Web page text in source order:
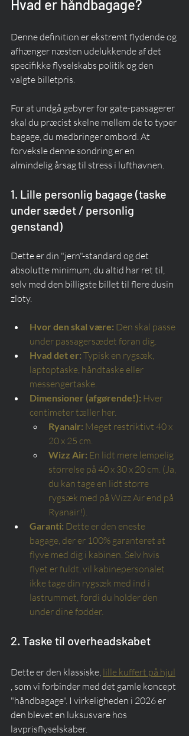
Hvad er håndbagage?
Denne definition er ekstremt flydende og
afhænger næsten udelukkende af det
specifikke flyselskabs politik og den
valgte billetpris.
For at undgå gebyrer for gate-passagerer
skal du præcist skelne mellem de to typer
bagage, du medbringer ombord. At
forveksle denne sondring er en
almindelig årsag til stress i lufthavnen.
1. Lille personlig bagage (taske
under sædet / personlig
genstand)
Dette er din "jern"-standard og det
absolutte minimum, du altid har ret til,
selv med den billigste billet til flere dusin
zloty.
Hvor den skal være: Den skal passe
under passagersædet foran dig.
Hvad det er: Typisk en rygsæk,
laptoptaske, håndtaske eller
messengertaske.
Dimensioner (afgørende!): Hver
centimeter tæller her.
Ryanair: Meget restriktivt 40 x
20 x 25 cm.
Wizz Air: En lidt mere lempelig
størrelse på 40 x 30 x 20 cm. (Ja,
du kan tage en lidt større
rygsæk med på Wizz Air end på
Ryanair!).
Garanti: Dette er den eneste
bagage, der er 100% garanteret at
flyve med dig i kabinen. Selv hvis
flyet er fuldt, vil kabinepersonalet
ikke tage din rygsæk med ind i
lastrummet, fordi du holder den
under dine fødder.
2. Taske til overheadskabet
Dette er den klassiske, lille kuffert på hjul
, som vi forbinder med det gamle koncept
"håndbagage". I virkeligheden i 2026 er
den blevet en luksusvare hos
lavprisflyselskaber.